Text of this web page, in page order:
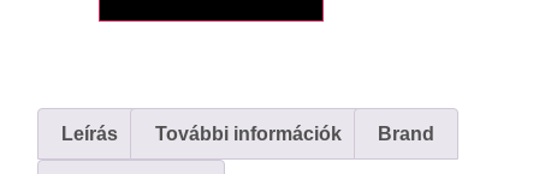
Leírás További információk Brand